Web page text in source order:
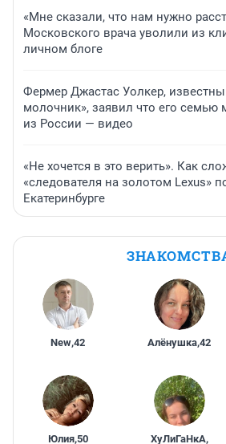
«Мне сказали, что нам нужно
Московского врача уволили из
личном блоге
Фермер Джастас Уолкер,
молочник», заявил что его семью
из России — видео
«Не хочется в это верить». Как
«следователя на золотом Lexus»
Екатеринбурге
New,42 Алёнушка,42
Юлия,50 ХуЛиГаНкА,